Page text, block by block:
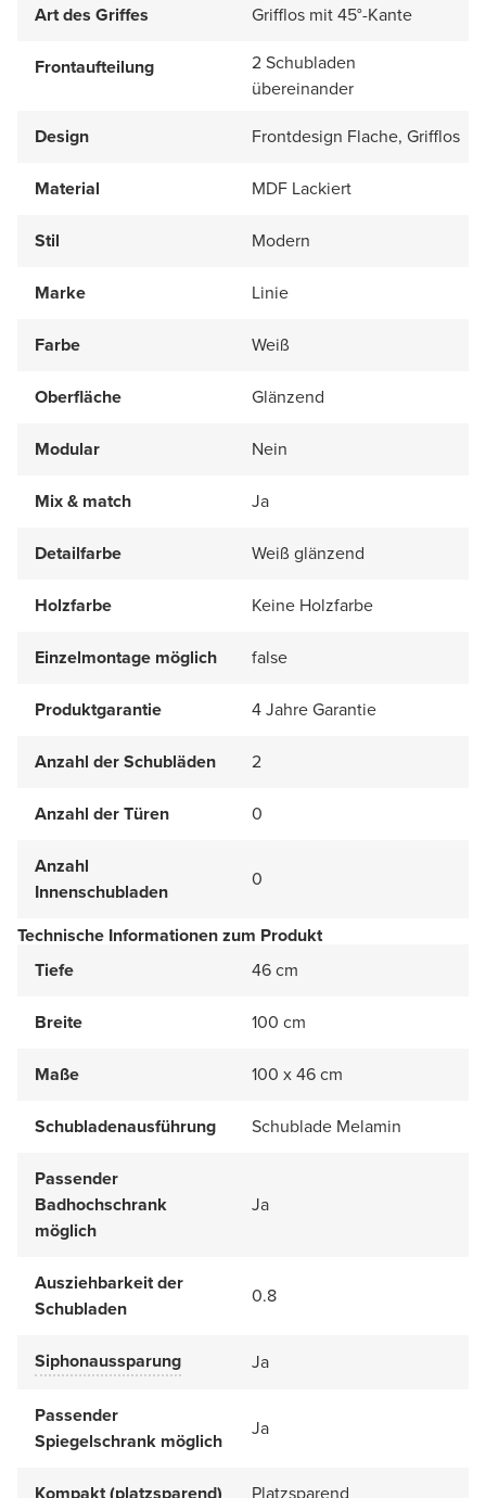
Art des Griffes Grifflos mit 45°-Kante
Frontaufteilung
2 Schubladen
übereinander
Design
Frontdesign Flache, Grifflos
Material MDF Lackiert
Stil Modern
Marke Linie
Farbe Weiß
Oberfläche Glänzend
Modular Nein
Mix & match Ja
Detailfarbe Weiß glänzend
Holzfarbe Keine Holzfarbe
Einzelmontage möglich false
Produktgarantie 4 Jahre Garantie
Anzahl der Schubläden 2
Anzahl der Türen 0
Anzahl
Innenschubladen
0
Technische Informationen zum Produkt
Tiefe
46 cm
Breite 100 cm
Maße 100 x 46 cm
Schubladenausführung Schublade Melamin
Passender
Badhochschrank
möglich
Ja
Ausziehbarkeit der
Schubladen
0.8
Siphonaussparung Ja
Passender
Spiegelschrank möglich
Ja
Kompakt (platzsparend) Platzsparend